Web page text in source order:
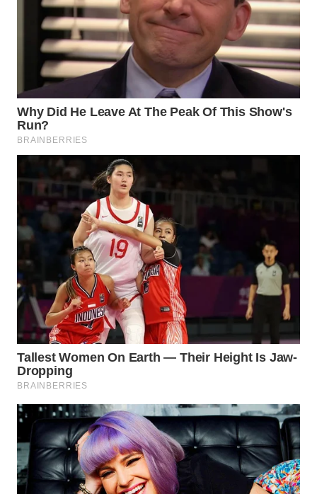
TINGGI
WN
PAKPAK
WN
KARAWANG
BEKASI
WN
BOGOR
WN
TAPANULI
UTARA
WN
SAMOSIR
WN
PADANG
LAWAS